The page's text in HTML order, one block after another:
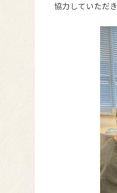
協力していただき